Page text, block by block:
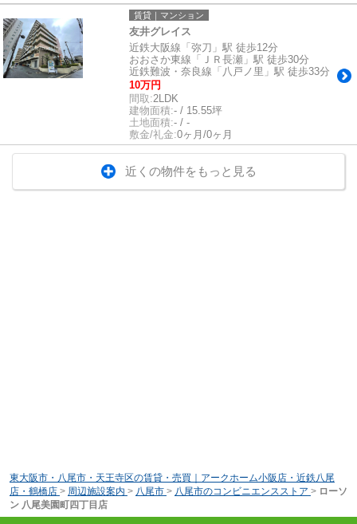
賃貸｜マンション
友井グレイス
近鉄大阪線「弥刀」駅 徒歩12分
おおさか東線「ＪＲ長瀬」駅 徒歩30分
近鉄難波・奈良線「八戸ノ里」駅 徒歩33分
10万円
間取:2LDK
建物面積:- / 15.55坪
土地面積:- / -
敷金/礼金:0ヶ月/0ヶ月
近くの物件をもっと見る
東大阪市・八尾市・天王寺区の賃貸・売買｜アークホーム小阪店・近鉄八尾
店・鶴橋店 > 周辺施設案内 > 八尾市 > 八尾市のコンビニエンスストア > ローソ
ン 八尾美園町四丁目店